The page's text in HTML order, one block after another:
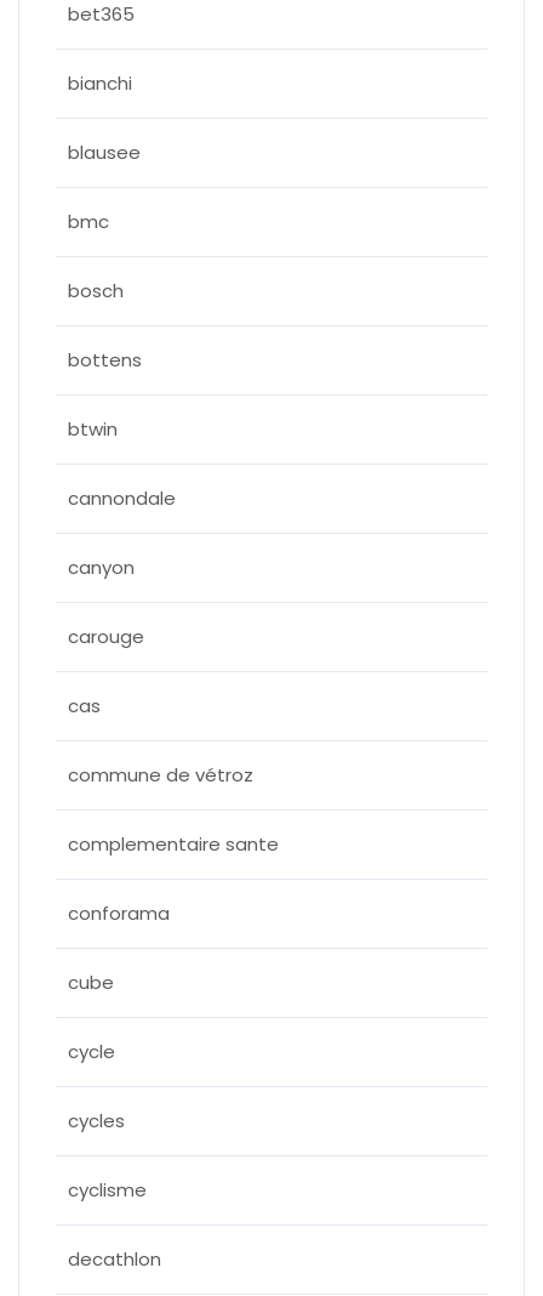
bet365
bianchi
blausee
bmc
bosch
bottens
btwin
cannondale
canyon
carouge
cas
commune de vétroz
complementaire sante
conforama
cube
cycle
cycles
cyclisme
decathlon